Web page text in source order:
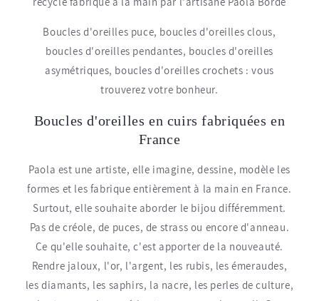
Boucles d'oreilles puce, boucles d'oreilles clous,
boucles d'oreilles pendantes, boucles d'oreilles
asymétriques, boucles d'oreilles crochets : vous
trouverez votre bonheur.
Boucles d'oreilles en cuirs fabriquées en
France
Paola est une artiste, elle imagine, dessine, modèle les
formes et les fabrique entièrement à la main en France.
Surtout, elle souhaite aborder le bijou différemment.
Pas de créole, de puces, de strass ou encore d'anneau.
Ce qu'elle souhaite, c'est apporter de la nouveauté.
Rendre jaloux, l'or, l'argent, les rubis, les émeraudes,
les diamants, les saphirs, la nacre, les perles de culture,